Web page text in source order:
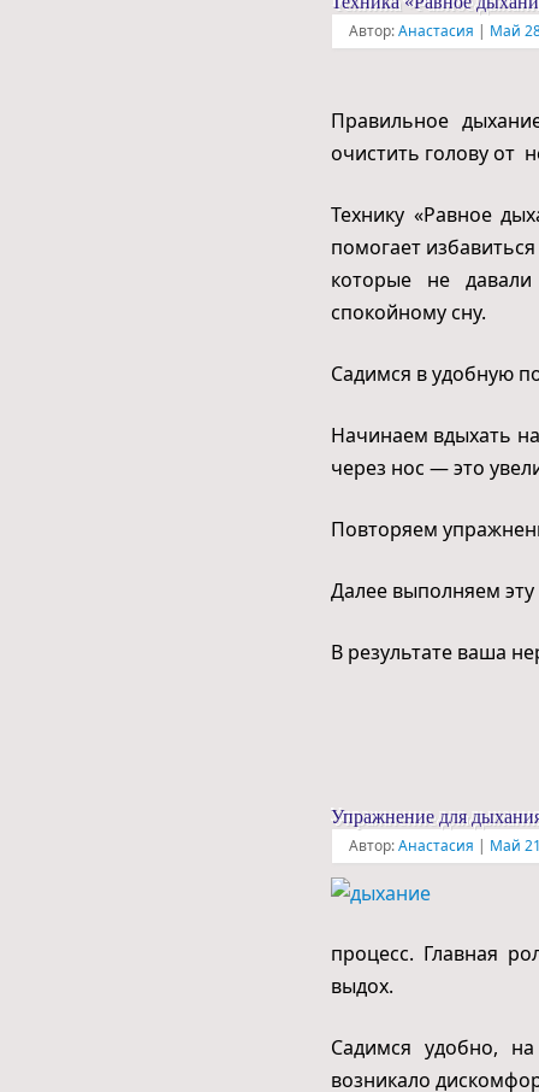
Автор:Анастасия | Май
Правильное
очистить голову от
Технику «Равное
помогает
которые не
спокойному сну.
Садимся в удобную
Начинаем вдыхать
через нос — это
Повторяем
Далее выполняем
В результате ваша
Упражнение для
Автор:Анастасия | Май
процесс. Главная
выдох.
Садимся удобно,
возникало